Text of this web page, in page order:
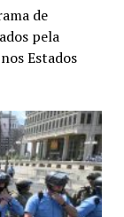
de
pela
Estados